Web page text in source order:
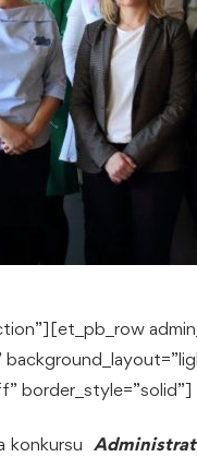
border_style=”solid”]
konkursu